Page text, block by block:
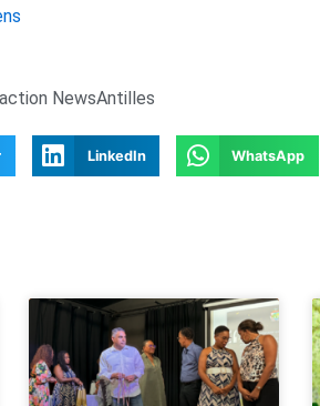
NewsAntilles
LinkedIn WhatsApp